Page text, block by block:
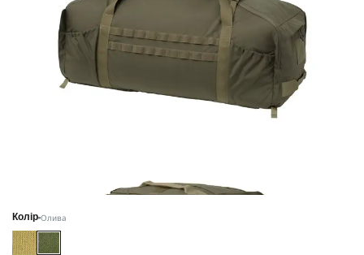
Колір Олива